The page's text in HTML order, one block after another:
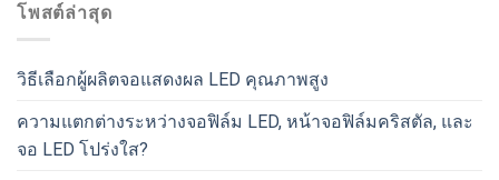
โพสต์ล่าสุด
วิธีเลือกผู้ผลิตจอแสดงผล LED คุณภาพสูง
ความแตกต่างระหว่างจอฟิล์ม LED, หน้าจอฟิล์มคริสตัล, และ
จอ LED โปร่งใส?